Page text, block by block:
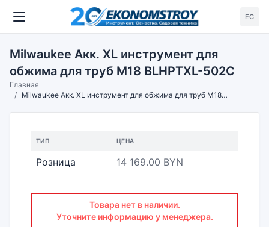
ЕС
Milwaukee Акк. XL инструмент для
обжима для труб M18 BLHPTXL-502C
Главная
Milwaukee Акк. XL инструмент для обжима для труб M18 BLHPTXL-502C
ТИП ЦЕНА
Розница 14 169.00 BYN
Товара нет в наличии.
Уточните информацию у менеджера.